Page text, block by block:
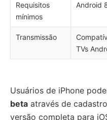
Requisitos
mínimos
Android
Transmissão
TVs
Usuários de iPhone
beta através de
versão completa para